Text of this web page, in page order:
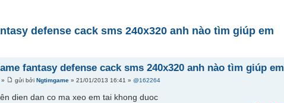
defense cack sms 240x320 anh nào tìm giúp em
fantasy defense cack sms 240x320 anh nào tìm giúp em
» gửi bởiNgtimgame » 21/01/2013 16:41 »@162264
dien dan co ma xeo em tai khong duoc